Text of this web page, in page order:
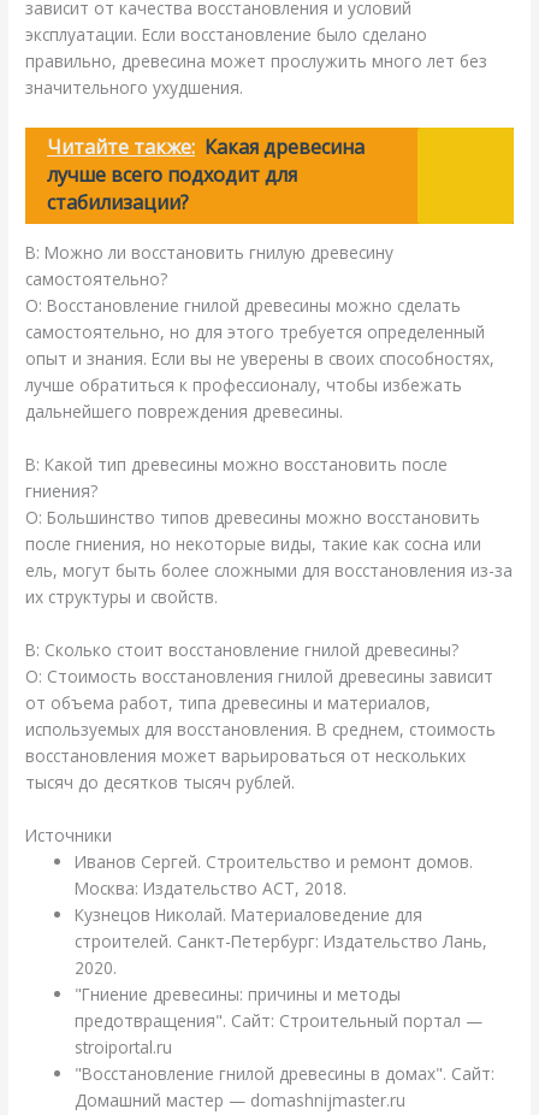
зависит от качества восстановления и условий
эксплуатации. Если восстановление было сделано
правильно, древесина может прослужить много лет без
значительного ухудшения.
Читайте также: Какая древесина
лучше всего подходит для
стабилизации?
В: Можно ли восстановить гнилую древесину
самостоятельно?
О: Восстановление гнилой древесины можно сделать
самостоятельно, но для этого требуется определенный
опыт и знания. Если вы не уверены в своих способностях,
лучше обратиться к профессионалу, чтобы избежать
дальнейшего повреждения древесины.
В: Какой тип древесины можно восстановить после
гниения?
О: Большинство типов древесины можно восстановить
после гниения, но некоторые виды, такие как сосна или
ель, могут быть более сложными для восстановления из-за
их структуры и свойств.
В: Сколько стоит восстановление гнилой древесины?
О: Стоимость восстановления гнилой древесины зависит
от объема работ, типа древесины и материалов,
используемых для восстановления. В среднем, стоимость
восстановления может варьироваться от нескольких
тысяч до десятков тысяч рублей.
Источники
Иванов Сергей. Строительство и ремонт домов.
Москва: Издательство АСТ, 2018.
Кузнецов Николай. Материаловедение для
строителей. Санкт-Петербург: Издательство Лань,
2020.
"Гниение древесины: причины и методы
предотвращения". Сайт: Строительный портал —
stroiportal.ru
"Восстановление гнилой древесины в домах". Сайт:
Домашний мастер — domashnijmaster.ru